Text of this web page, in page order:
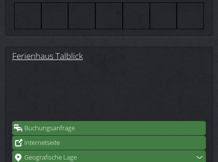
Ferienhaus Talblick
Buchungsanfrage
Internetseite
Geografische Lage